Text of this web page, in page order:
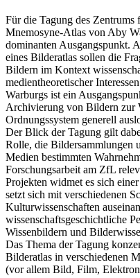
Für die Tagung des
Mnemosyne-Atlas von Aby
dominanten Ausgangspunkt.
eines Bilderatlas sollen die
Bildern im Kontext
medientheoretischer
Warburgs ist ein
Archivierung von Bildern zur
Ordnungssystem generell
Der Blick der Tagung gilt
Rolle, die Bildersammlungen
Medien bestimmten
Forschungsarbeit am ZfL
Projekten widmet es sich
setzt sich mit verschiedenen
Kulturwissenschaften
wissenschaftsgeschichtliche
Wissenbildern und
Das Thema der Tagung
Bilderatlas in verschiedenen
(vor allem Bild, Film,